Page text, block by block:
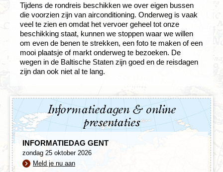
Tijdens de rondreis beschikken we over eigen bussen
die voorzien zijn van airconditioning. Onderweg is vaak
veel te zien en omdat het vervoer geheel tot onze
beschikking staat, kunnen we stoppen waar we willen
om even de benen te strekken, een foto te maken of een
mooi plaatsje of markt onderweg te bezoeken. De
wegen in de Baltische Staten zijn goed en de reisdagen
zijn dan ook niet al te lang.
Informatiedagen & online
presentaties
INFORMATIEDAG GENT
zondag 25 oktober 2026
Meld je nu aan